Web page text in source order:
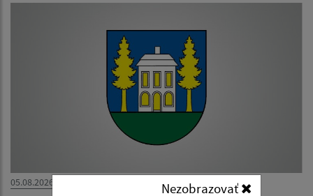
Nezobrazovať
05.08.2026